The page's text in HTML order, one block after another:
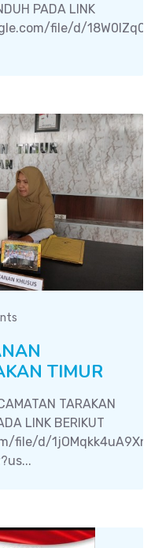
PADA LINK
file/d/
TIMUR
TARAKAN
LINK BERIKUT
file/d/